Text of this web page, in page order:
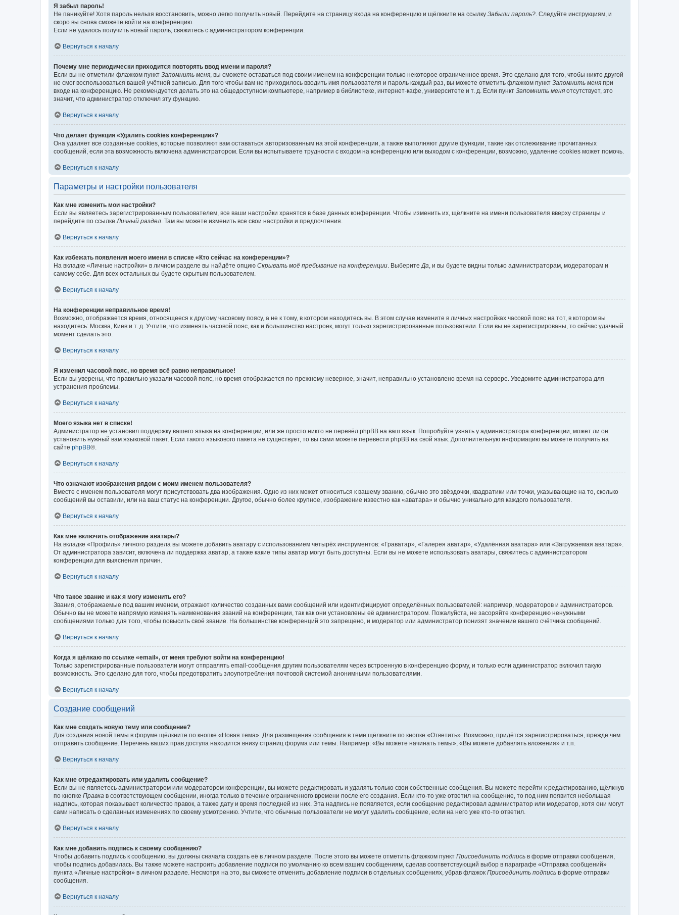
Я забыл пароль!
Не паникуйте! Хотя пароль нельзя восстановить, можно легко получить новый. Перейдите на страницу входа на конференцию и щёлкните на ссылку Забыли пароль? . Следуйте инструкциям, и
скоро вы снова сможете войти на конференцию.
Если не удалось получить новый пароль, свяжитесь с администратором конференции.
Вернуться к началу
Почему мне периодически приходится повторять ввод имени и пароля?
Если вы не отметили флажком пункт Запомнить меня , вы сможете оставаться под своим именем на конференции только некоторое ограниченное время. Это сделано для того, чтобы никто другой
не смог воспользоваться вашей учётной записью. Для того чтобы вам не приходилось вводить имя пользователя и пароль каждый раз, вы можете отметить флажком пункт Запомнить меня при
входе на конференцию. Не рекомендуется делать это на общедоступном компьютере, например в библиотеке, интернет-кафе, университете и т. д. Если пункт Запомнить меня отсутствует, это
значит, что администратор отключил эту функцию.
Вернуться к началу
Что делает функция «Удалить cookies конференции»?
Она удаляет все созданные cookies, которые позволяют вам оставаться авторизованным на этой конференции, а также выполняют другие функции, такие как отслеживание прочитанных
сообщений, если эта возможность включена администратором. Если вы испытываете трудности с входом на конференцию или выходом с конференции, возможно, удаление cookies может помочь.
Вернуться к началу
Параметры и настройки пользователя
Как мне изменить мои настройки?
Если вы являетесь зарегистрированным пользователем, все ваши настройки хранятся в базе данных конференции. Чтобы изменить их, щёлкните на имени пользователя вверху страницы и
перейдите по ссылке Личный раздел . Там вы можете изменить все свои настройки и предпочтения.
Вернуться к началу
Как избежать появления моего имени в списке «Кто сейчас на конференции»?
На вкладке «Личные настройки» в личном разделе вы найдёте опцию Скрывать моё пребывание на конференции . Выберите Да , и вы будете видны только администраторам, модераторам и
самому себе. Для всех остальных вы будете скрытым пользователем.
Вернуться к началу
На конференции неправильное время!
Возможно, отображается время, относящееся к другому часовому поясу, а не к тому, в котором находитесь вы. В этом случае измените в личных настройках часовой пояс на тот, в котором вы
находитесь: Москва, Киев и т. д. Учтите, что изменять часовой пояс, как и большинство настроек, могут только зарегистрированные пользователи. Если вы не зарегистрированы, то сейчас удачный
момент сделать это.
Вернуться к началу
Я изменил часовой пояс, но время всё равно неправильное!
Если вы уверены, что правильно указали часовой пояс, но время отображается по-прежнему неверное, значит, неправильно установлено время на сервере. Уведомите администратора для
устранения проблемы.
Вернуться к началу
Моего языка нет в списке!
Администратор не установил поддержку вашего языка на конференции, или же просто никто не перевёл phpBB на ваш язык. Попробуйте узнать у администратора конференции, может ли он
установить нужный вам языковой пакет. Если такого языкового пакета не существует, то вы сами можете перевести phpBB на свой язык. Дополнительную информацию вы можете получить на
сайте phpBB®.
Вернуться к началу
Что означают изображения рядом с моим именем пользователя?
Вместе с именем пользователя могут присутствовать два изображения. Одно из них может относиться к вашему званию, обычно это звёздочки, квадратики или точки, указывающие на то, сколько
сообщений вы оставили, или на ваш статус на конференции. Другое, обычно более крупное, изображение известно как «аватара» и обычно уникально для каждого пользователя.
Вернуться к началу
Как мне включить отображение аватары?
На вкладке «Профиль» личного раздела вы можете добавить аватару с использованием четырёх инструментов: «Граватар», «Галерея аватар», «Удалённая аватара» или «Загружаемая аватара».
От администратора зависит, включена ли поддержка аватар, а также какие типы аватар могут быть доступны. Если вы не можете использовать аватары, свяжитесь с администратором
конференции для выяснения причин.
Вернуться к началу
Что такое звание и как я могу изменить его?
Звания, отображаемые под вашим именем, отражают количество созданных вами сообщений или идентифицируют определённых пользователей: например, модераторов и администраторов.
Обычно вы не можете напрямую изменять наименования званий на конференции, так как они установлены её администратором. Пожалуйста, не засоряйте конференцию ненужными
сообщениями только для того, чтобы повысить своё звание. На большинстве конференций это запрещено, и модератор или администратор понизят значение вашего счётчика сообщений.
Вернуться к началу
Когда я щёлкаю по ссылке «email», от меня требуют войти на конференцию!
Только зарегистрированные пользователи могут отправлять email-сообщения другим пользователям через встроенную в конференцию форму, и только если администратор включил такую
возможность. Это сделано для того, чтобы предотвратить злоупотребления почтовой системой анонимными пользователями.
Вернуться к началу
Создание сообщений
Как мне создать новую тему или сообщение?
Для создания новой темы в форуме щёлкните по кнопке «Новая тема». Для размещения сообщения в теме щёлкните по кнопке «Ответить». Возможно, придётся зарегистрироваться, прежде чем
отправить сообщение. Перечень ваших прав доступа находится внизу страниц форума или темы. Например: «Вы можете начинать темы», «Вы можете добавлять вложения» и т.п.
Вернуться к началу
Как мне отредактировать или удалить сообщение?
Если вы не являетесь администратором или модератором конференции, вы можете редактировать и удалять только свои собственные сообщения. Вы можете перейти к редактированию, щёлкнув
по кнопке Правка в соответствующем сообщении, иногда только в течение ограниченного времени после его создания. Если кто-то уже ответил на сообщение, то под ним появится небольшая
надпись, которая показывает количество правок, а также дату и время последней из них. Эта надпись не появляется, если сообщение редактировал администратор или модератор, хотя они могут
сами написать о сделанных изменениях по своему усмотрению. Учтите, что обычные пользователи не могут удалить сообщение, если на него уже кто-то ответил.
Вернуться к началу
Как мне добавить подпись к своему сообщению?
Чтобы добавить подпись к сообщению, вы должны сначала создать её в личном разделе. После этого вы можете отметить флажком пункт Присоединить подпись в форме отправки сообщения,
чтобы подпись добавилась. Вы также можете настроить добавление подписи по умолчанию ко всем вашим сообщениям, сделав соответствующий выбор в параграфе «Отправка сообщений»
пункта «Личные настройки» в личном разделе. Несмотря на это, вы сможете отменить добавление подписи в отдельных сообщениях, убрав флажок Присоединить подпись в форме отправки
сообщения.
Вернуться к началу